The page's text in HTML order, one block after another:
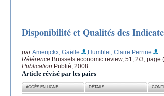
Disponibilité et Qualités des
parAmerijckx, Gaëlle
;Humblet, Claire Perrine
Référence Brussels economic review, 51, 2/3, page
Publication Publié, 2008
Article révisé par les pairs
ACCÈS EN LIGNE DÉTAILS